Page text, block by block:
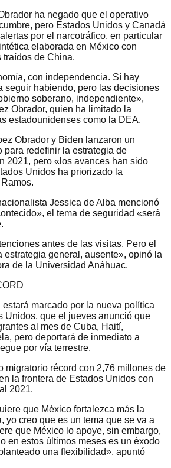
ha negado que el operativo
pero Estados Unidos y Canadá
por el narcotráfico, en particular
elaborada en México con
traídos de China.
con independencia. Sí hay
seguir habiendo, pero las decisiones
soberano, independiente»,
Obrador, quien ha limitado la
estadounidenses como la DEA.
Obrador y Biden lanzaron un
para redefinir la estrategia de
2021, pero «los avances han sido
Unidos ha priorizado la
Jessica de Alba mencionó
el tema de seguridad «será
antes de las visitas. Pero el
estrategia general, ausente», opinó la
de la Universidad Anáhuac.
marcado por la nueva política
Unidos, que el jueves anunció que
al mes de Cuba, Haití,
pero deportará de inmediato a
por vía terrestre.
migratorio récord con 2,76 millones de
la frontera de Estados Unidos con
2021.
que México fortalezca más la
yo creo que es un tema que se va a
que México lo apoye, sin embargo,
en estos últimos meses es un éxodo
una flexibilidad», apuntó